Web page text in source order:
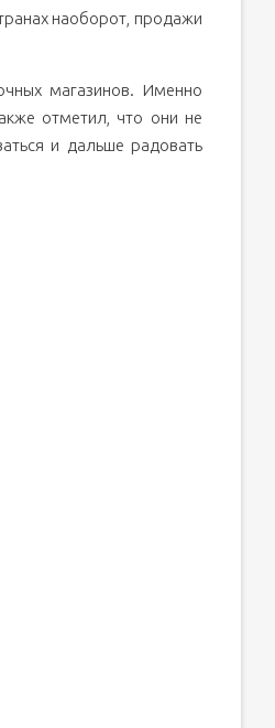
наоборот, продажи
магазинов. Именно
отметил, что они не
и дальше радовать